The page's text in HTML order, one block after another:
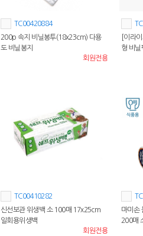
TC00420884
200p 속지 비닐봉투(18x23cm) 다용
도 비닐봉지
회원전용
[이라
형 비닐
TC00410282
신선보관 위생백 소 100매 17x25cm
일회용위생백
회원전용
마미손
200매